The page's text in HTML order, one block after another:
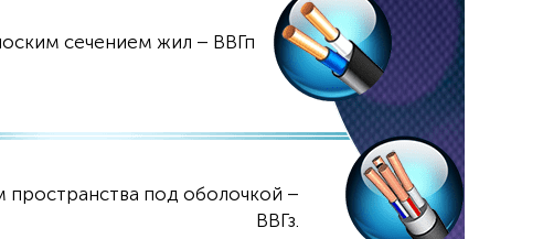
сечением жил – ВВГп
пространства под оболочкой –
ВВГз.